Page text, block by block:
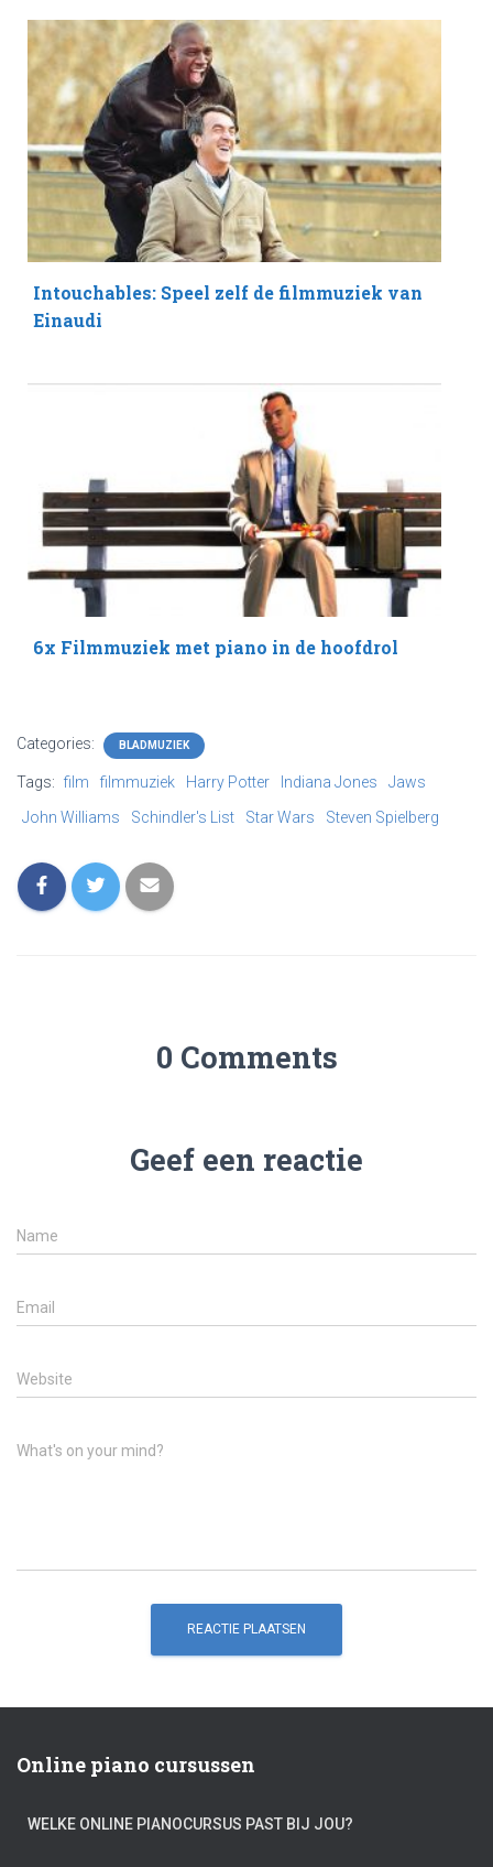
Intouchables: Speel zelf de filmmuziek van
Einaudi
6x Filmmuziek met piano in de hoofdrol
Categories: BLADMUZIEK
Tags: film filmmuziek Harry Potter Indiana Jones
Jaws
John Williams
Schindler's List Star Wars Steven Spielberg
0 Comments
Geef een reactie
Name
Email
Website
What's on your mind?
Online piano cursussen
WELKE ONLINE PIANOCURSUS PAST BIJ JOU?